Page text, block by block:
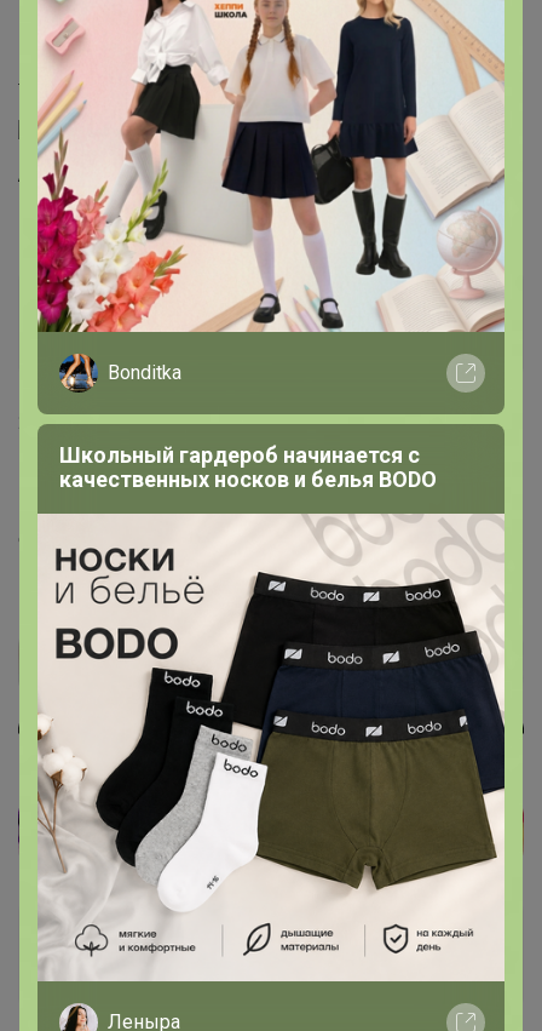
Ювелир на Мира, 16. Ремонт, изготовление, тел.
89082120317
--------------------------------------------------------------------------------------------
Вайбер - жми и задавай вопросы! Мой номер 89029462121
Аквамарин – ювелирный завод Топ-10
[img]https//fotoseif.ru/images/2017/10/yr9mdgnehxz2h5jj5c2f.gif"
/>
snoopi
Великий магистр
26 декабря, 2020 11:16
Бонифаций, здравствуйте подскажите пожалуйста!
Витамины ViMiLine 60 капс. (приезд на конец января) -
есть в наличии? Мне очень нужно)))) в каталоге
написано что в наличие?!
Бонифаций
Bonditka
Школьный гардероб начинается с
качественных носков и белья BODO
Леныра